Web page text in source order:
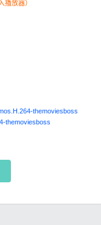
播放器）
themoviesboss
themoviesboss